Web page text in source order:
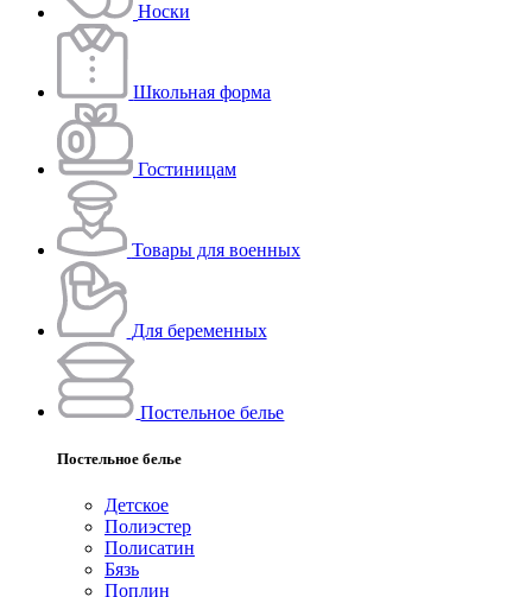
Носки
Школьная форма
Гостиницам
Товары для военных
Для беременных
Постельное белье
Постельное белье
Детское
Полиэстeр
Полисатин
Бязь
Поплин